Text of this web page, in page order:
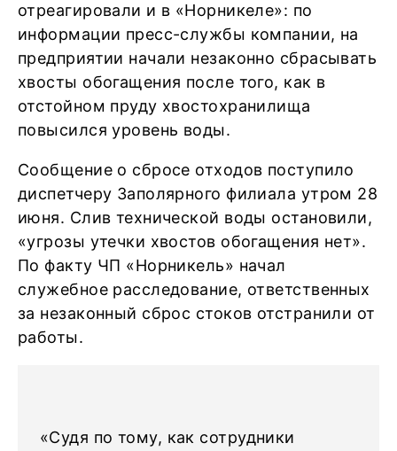
отреагировали и в «Норникеле»: по
информации пресс-службы компании, на
предприятии начали незаконно сбрасывать
хвосты обогащения после того, как в
отстойном пруду хвостохранилища
повысился уровень воды.
Сообщение о сбросе отходов поступило
диспетчеру Заполярного филиала утром 28
июня. Слив технической воды остановили,
«угрозы утечки хвостов обогащения нет».
По факту ЧП «Норникель» начал
служебное расследование, ответственных
за незаконный сброс стоков отстранили от
работы.
«Судя по тому, как сотрудники